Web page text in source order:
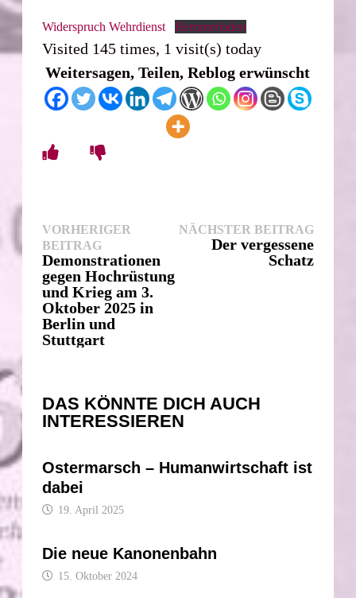
Widerspruch Wehrdienst Herunterladen
Visited 145 times, 1 visit(s) today
Weitersagen, Teilen, Reblog erwünscht
Beitragsnavigation
VORHERIGER
BEITRAGVorheriger
Beitrag:
Demonstrationen
gegen Hochrüstung
und Krieg am 3.
Oktober 2025 in
Berlin und
Stuttgart
NÄCHSTER BEITRAG
Der vergessene
Schatz
DAS KÖNNTE DICH AUCH
INTERESSIEREN
Ostermarsch – Humanwirtschaft ist
dabei
19. April 2025
Die neue Kanonenbahn
15. Oktober 2024